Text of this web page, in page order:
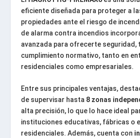
eficiente diseñada para proteger a
propiedades ante el riesgo de
de alarma contra incendios
avanzada para ofrecerte seguridad,
cumplimiento normativo, tanto en
residenciales como empresariales.
Entre sus principales ventajas,
de supervisar hasta 8 zonas
alta precisión, lo que lo hace ideal
instituciones educativas, fábricas o
residenciales. Además, cuenta con